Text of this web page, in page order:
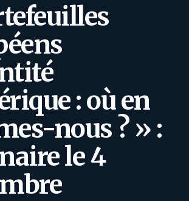
: où en
nous ? » :
le 4